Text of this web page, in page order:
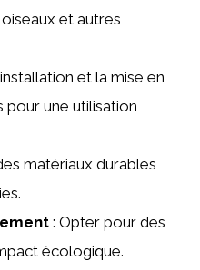
et autres
et la mise en
une utilisation
matériaux durables
: Opter pour des
écologique.